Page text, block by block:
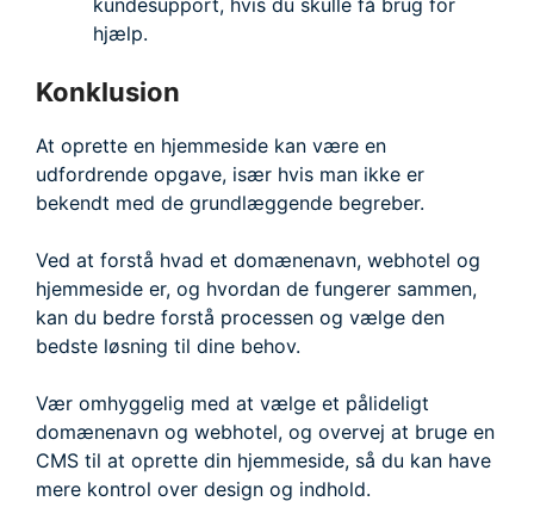
kundesupport, hvis du skulle få brug for
hjælp.
Konklusion
At oprette en hjemmeside kan være en
udfordrende opgave, især hvis man ikke er
bekendt med de grundlæggende begreber.
Ved at forstå hvad et domænenavn, webhotel og
hjemmeside er, og hvordan de fungerer sammen,
kan du bedre forstå processen og vælge den
bedste løsning til dine behov.
Vær omhyggelig med at vælge et pålideligt
domænenavn og webhotel, og overvej at bruge en
CMS til at oprette din hjemmeside, så du kan have
mere kontrol over design og indhold.